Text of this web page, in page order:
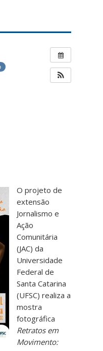
O projeto de
extensão
Jornalismo e
Ação
Comunitária
(JAC) da
Universidade
Federal de
Santa Catarina
(UFSC) realiza a
mostra
fotográfica
Retratos em
Movimento: